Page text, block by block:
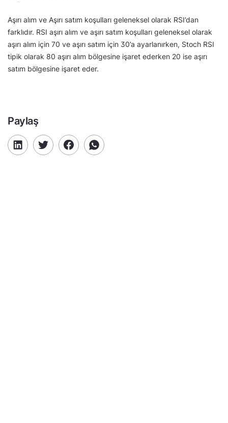
Aşırı alım ve Aşırı satım koşulları geleneksel olarak RSI’dan
farklıdır. RSI aşırı alım ve aşırı satım koşulları geleneksel olarak
aşırı alım için 70 ve aşırı satım için 30’a ayarlanırken, Stoch RSI
tipik olarak 80 aşırı alım bölgesine işaret ederken 20 ise aşırı
satım bölgesine işaret eder.
Paylaş